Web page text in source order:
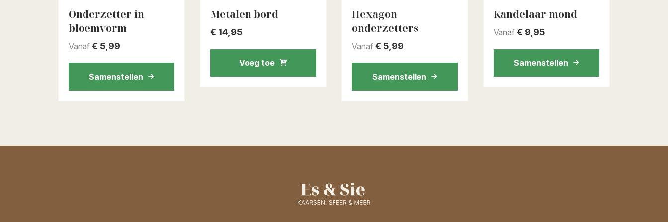
Onderzetter in
bloemvorm
Vanaf € 5,99
Samenstellen
Metalen bord
€ 14,95
Voeg toe
Hexagon
onderzetters
Vanaf € 5,99
Samenstellen
Kandelaar mond
Vanaf € 9,95
Samenstellen